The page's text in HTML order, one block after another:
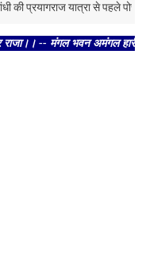
यात्रा से पहले पोस्टर से
मंगल भवन अमंगल हारी। द्रवहु